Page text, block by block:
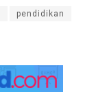
pendidikan